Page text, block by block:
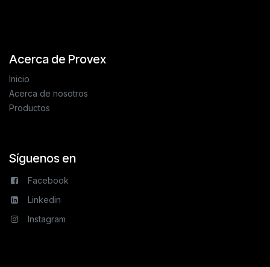
Acerca de Provex
Inicio
Acerca de nosotros
Productos
Síguenos en
Facebook
Linkedin
Instagram